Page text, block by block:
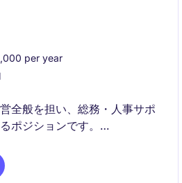
per year
全般を担い、総務・人事サポ
ポジションです。
、主体的に業務を推進し、日
えていただきます。